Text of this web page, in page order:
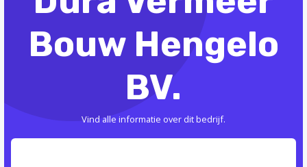
Bouw Hengelo
BV.
Vind alle informatie over dit bedrijf.